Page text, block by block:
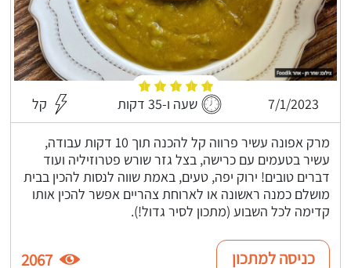
7/1/2023 שעה ו-35 דקות קל
מרק אפונה עשיר פרווה קל להכנה תוך 10 דקות עבודה,
עשיר בטעמים עם כרישה, בצל גזר שורש פטרוזיליה ועוד
דברים טובים! ירוק יפה, טעים, באמת שווה לנסות להכין בבית
מושלם כמנה ראשונה או לארוחת צהריים אפשר להכין אותו
קדימה לכל השבוע (מתכון לסיר גדול!).
כניסה למתכון 2067